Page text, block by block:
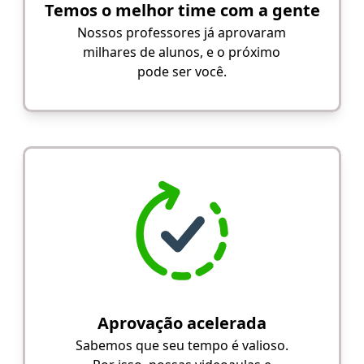
Temos o melhor time com a gente
Nossos professores já aprovaram
milhares de alunos, e o próximo
pode ser você.
Aprovação acelerada
Sabemos que seu tempo é valioso.